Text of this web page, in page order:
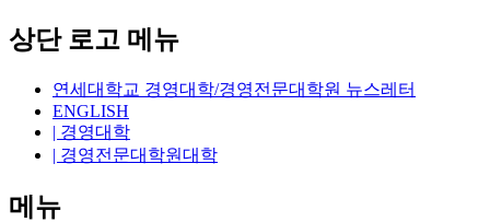
상단 로고 메뉴
연세대학교 경영대학/경영전문대학원 뉴스레터
ENGLISH
| 경영대학
| 경영전문대학원대학
메뉴